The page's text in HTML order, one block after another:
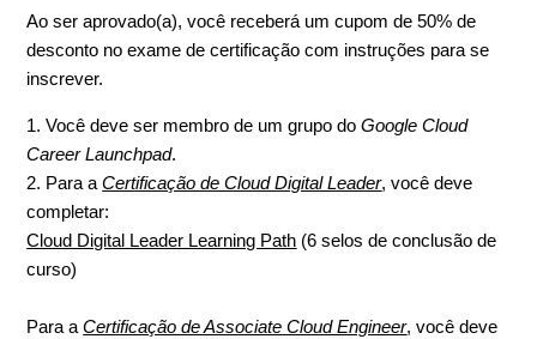
Ao ser aprovado(a), você receberá um cupom de 50% de
desconto no exame de certificação com instruções para se
inscrever.
1. Você deve ser membro de um grupo doGoogle Cloud
Career Launchpad.
2. Para aCertificação de Cloud Digital Leader, você deve
completar:
Cloud Digital Leader Learning Path (6 selos de conclusão de
curso)
Para aCertificação de Associate Cloud Engineer, você deve